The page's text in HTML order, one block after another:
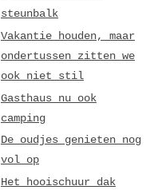
steunbalk
Vakantie houden, maar
ondertussen zitten we
ook niet stil
Gasthaus nu ook
camping
De oudjes genieten nog
vol op
Het hooischuur dak